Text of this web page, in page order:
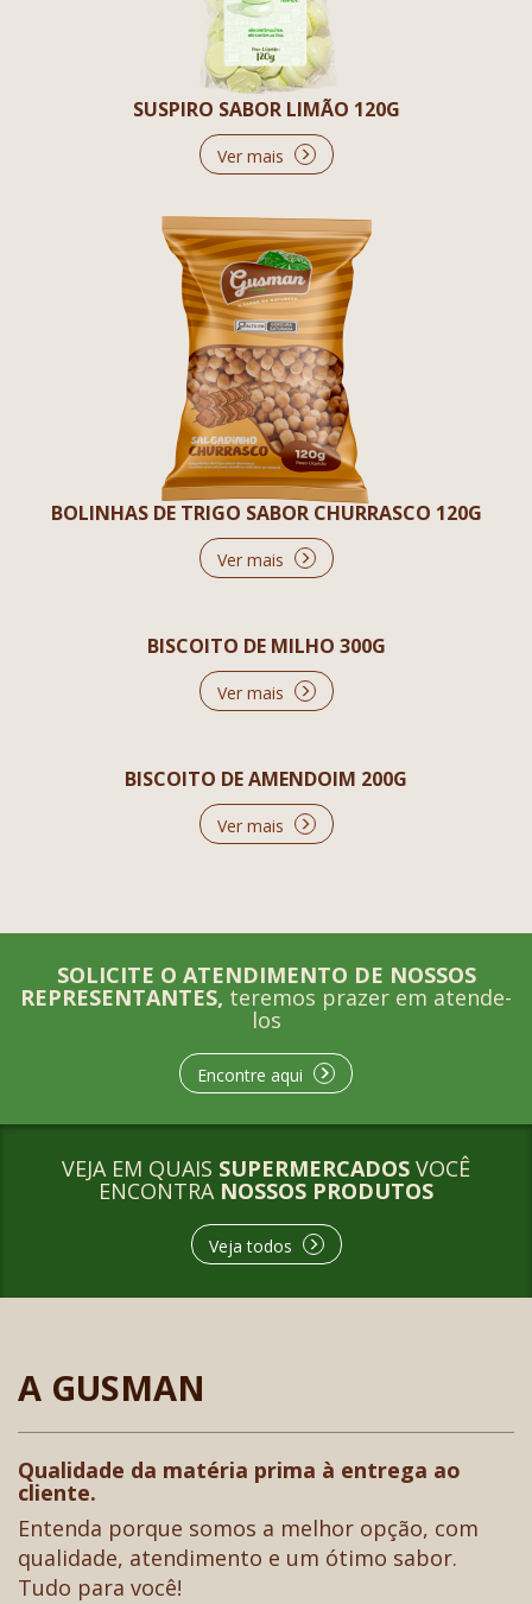
SUSPIRO SABOR LIMÃO 120G
Ver mais
BOLINHAS DE TRIGO SABOR CHURRASCO 120G
Ver mais
BISCOITO DE MILHO 300G
Ver mais
BISCOITO DE AMENDOIM 200G
Ver mais
SOLICITE O ATENDIMENTO DE NOSSOS
REPRESENTANTES, teremos prazer em atende-
los
Encontre aqui
VEJA EM QUAIS SUPERMERCADOS VOCÊ
ENCONTRA NOSSOS PRODUTOS
Veja todos
A GUSMAN
Qualidade da matéria prima à entrega ao
cliente.
Entenda porque somos a melhor opção, com
qualidade, atendimento e um ótimo sabor.
Tudo para você!